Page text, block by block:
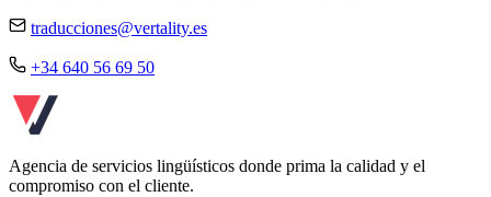
traducciones@vertality.es
+34 640 56 69 50
Agencia de servicios lingüísticos donde prima la calidad y el
compromiso con el cliente.